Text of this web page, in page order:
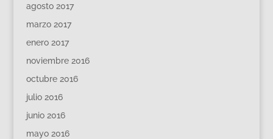
agosto 2017
marzo 2017
enero 2017
noviembre 2016
octubre 2016
julio 2016
junio 2016
mayo 2016